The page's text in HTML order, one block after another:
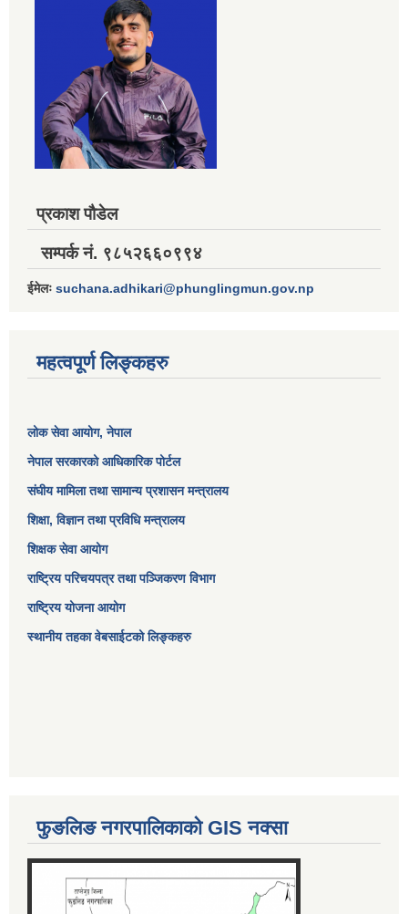
प्रकाश पौडेल
सम्पर्क नं. ९८५२६६०९९४
ईमेलः suchana.adhikari@phunglingmun.gov.np
महत्वपूर्ण लिङ्कहरु
लोक सेवा आयोग, नेपाल
नेपाल सरकारको आधिकारिक पोर्टल
संघीय मामिला तथा सामान्य प्रशासन मन्त्रालय
शिक्षा, विज्ञान तथा प्रविधि मन्त्रालय
शिक्षक सेवा आयोग
राष्ट्रिय परिचयपत्र तथा पञ्जिकरण विभाग
राष्ट्रिय योजना आयोग
स्थानीय तहका वेबसाईटको लिङ्कहरु
फुङलिङ नगरपालिकाको GIS नक्सा